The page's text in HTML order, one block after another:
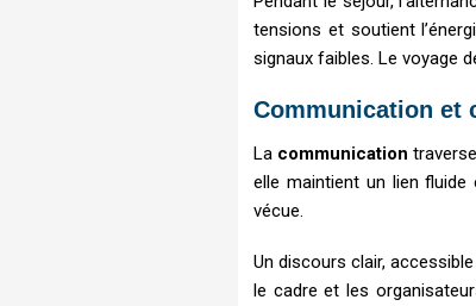
tensions et soutient
signaux faibles. Le voyage
Communication et
La communication
elle maintient un lien fluide
vécue.
Un discours clair,
le cadre et les